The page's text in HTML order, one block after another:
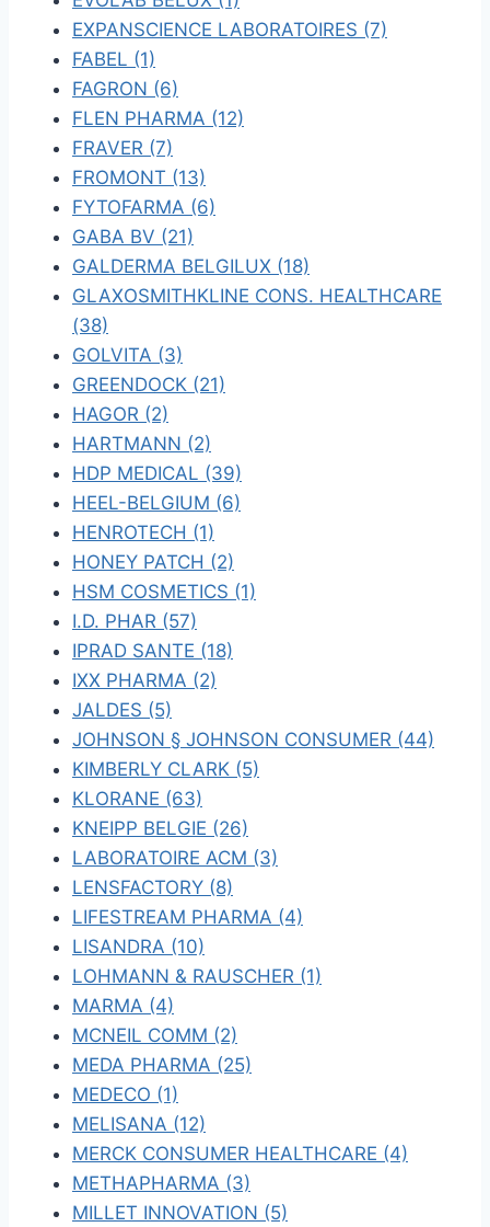
EXPANSCIENCE LABORATOIRES (7)
FABEL (1)
FAGRON (6)
FLEN PHARMA (12)
FRAVER (7)
FROMONT (13)
FYTOFARMA (6)
GABA BV (21)
GALDERMA BELGILUX (18)
GLAXOSMITHKLINE CONS. HEALTHCARE
(38)
GOLVITA (3)
GREENDOCK (21)
HAGOR (2)
HARTMANN (2)
HDP MEDICAL (39)
HEEL-BELGIUM (6)
HENROTECH (1)
HONEY PATCH (2)
HSM COSMETICS (1)
I.D. PHAR (57)
IPRAD SANTE (18)
IXX PHARMA (2)
JALDES (5)
JOHNSON § JOHNSON CONSUMER (44)
KIMBERLY CLARK (5)
KLORANE (63)
KNEIPP BELGIE (26)
LABORATOIRE ACM (3)
LENSFACTORY (8)
LIFESTREAM PHARMA (4)
LISANDRA (10)
LOHMANN & RAUSCHER (1)
MARMA (4)
MCNEIL COMM (2)
MEDA PHARMA (25)
MEDECO (1)
MELISANA (12)
MERCK CONSUMER HEALTHCARE (4)
METHAPHARMA (3)
MILLET INNOVATION (5)